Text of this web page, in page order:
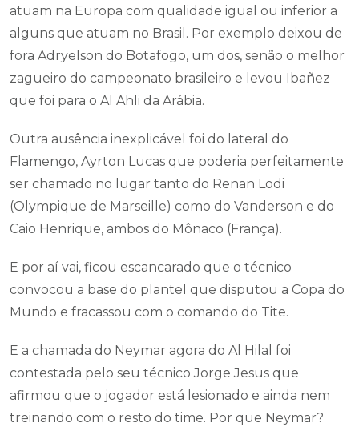
atuam na Europa com qualidade igual ou inferior a
alguns que atuam no Brasil. Por exemplo deixou de
fora Adryelson do Botafogo, um dos, senão o melhor
zagueiro do campeonato brasileiro e levou Ibañez
que foi para o Al Ahli da Arábia.
Outra ausência inexplicável foi do lateral do
Flamengo, Ayrton Lucas que poderia perfeitamente
ser chamado no lugar tanto do Renan Lodi
(Olympique de Marseille) como do Vanderson e do
Caio Henrique, ambos do Mônaco (França).
E por aí vai, ficou escancarado que o técnico
convocou a base do plantel que disputou a Copa do
Mundo e fracassou com o comando do Tite.
E a chamada do Neymar agora do Al Hilal foi
contestada pelo seu técnico Jorge Jesus que
afirmou que o jogador está lesionado e ainda nem
treinando com o resto do time. Por que Neymar?